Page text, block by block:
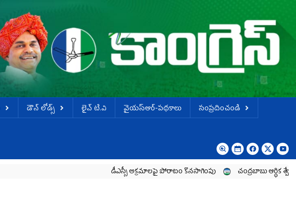
డౌన్ లోడ్స్ లైవ్ టి.వి వైయస్ఆర్-పథకాలు
సంప్రదించండి
డీఎస్సీ అక్రమాలపై పోరాటం కొనసాగింపు చంద్రబాబు ఆర్థిక శ్వేతపత్రం ఒక